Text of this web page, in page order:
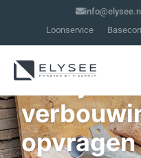
info@elysee.nl
Loonservice
opvragen